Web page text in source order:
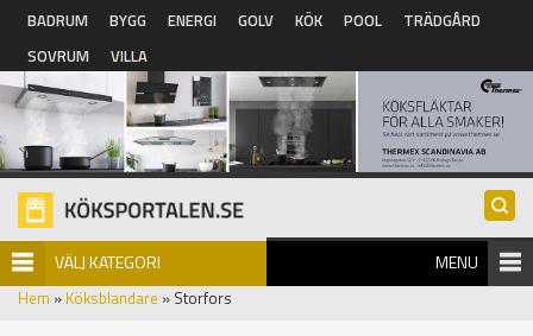
Hoppa till huvudinnehåll
BADRUM BYGG ENERGI GOLV KÖK POOL
TRÄDGÅRD
SOVRUM
VILLA
VÄLJ KATEGORI MENU
Hem » Köksblandare » Storfors